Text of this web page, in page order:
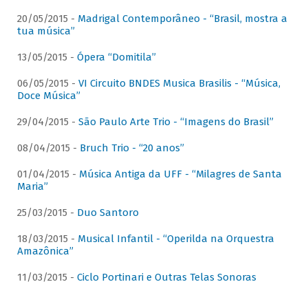
20/05/2015 - Madrigal Contemporâneo - “Brasil, mostra a
tua música”
13/05/2015 - Ópera “Domitila”
06/05/2015 - VI Circuito BNDES Musica Brasilis - “Música,
Doce Música”
29/04/2015 - São Paulo Arte Trio - “Imagens do Brasil”
08/04/2015 - Bruch Trio - “20 anos”
01/04/2015 - Música Antiga da UFF - “Milagres de Santa
Maria”
25/03/2015 - Duo Santoro
18/03/2015 - Musical Infantil - “Operilda na Orquestra
Amazônica”
11/03/2015 - Ciclo Portinari e Outras Telas Sonoras